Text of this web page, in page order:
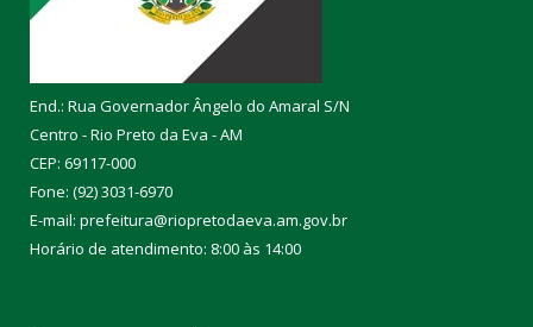
End.: Rua Governador Ângelo do Amaral S/N
Centro - Rio Preto da Eva - AM
CEP: 69117-000
Fone: (92) 3031-6970
E-mail: prefeitura@riopretodaeva.am.gov.br
Horário de atendimento: 8:00 às 14:00